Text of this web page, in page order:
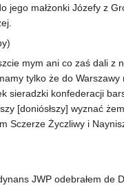
jego małżonki Józefy z
mym ani co zaś dali z
tylko że do Warszawy
sieradzki konfederacji
[doniósłszy] wyznać żem
Sczerze Życzliwy i
JWP odebrałem de